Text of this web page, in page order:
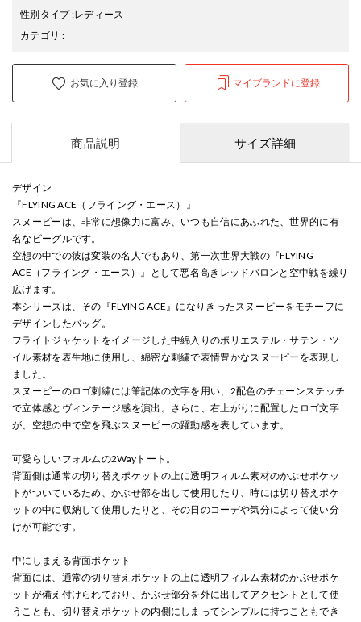
性別タイプ:レディース
カテゴリ :
お気に入り登録 マイブランドに登録
商品説明 サイズ詳細
デザイン
『FLYING ACE（フライング・エース）』
スヌーピーは、非常に想像力に富み、いつも自信にあふれた、世界的に有
名なビーグルです。
空想の中での彼は変装の名人でもあり、第一次世界大戦の『FLYING
ACE（フライング・エース）』として悪名高きレッドバロンと空中戦を繰り
広げます。
本シリーズは、その『FLYING ACE』になりきったスヌーピーをモチーフに
デザインしたバッグ。
フライトジャケットをイメージした中綿入りのポリエステル・サテン・ツ
イル素材を表生地に使用し、綿密な刺繍で表情豊かなスヌーピーを表現し
ました。
スヌーピーのロゴ刺繍には筆記体の文字を用い、2配色のチェーンステッチ
で立体感とヴィンテージ感を演出。さらに、右上がりに配置したロゴ文字
が、空想の中で空を飛ぶスヌーピーの躍動感を表しています。
可愛らしいフォルムの2Wayトート。
背面側は通常の切り替えポケットの上に透明フィルム素材のかぶせポケッ
トがついているため、かぶせ部を出して使用したり、時には切り替えポケ
ットの中に収納して使用したりと、その日のコーデや気分によって使い分
けが可能です。
中にしまえる背面ポケット
背面には、通常の切り替えポケットの上に透明フィルム素材のかぶせポケ
ットが備え付けられており、かぶせ部分を外に出してアクセントとして使
うことも、切り替えポケットの内側にしまってシンプルに持つこともでき